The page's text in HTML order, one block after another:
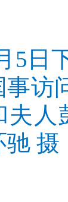
5日
事访
夫人
驰 摄